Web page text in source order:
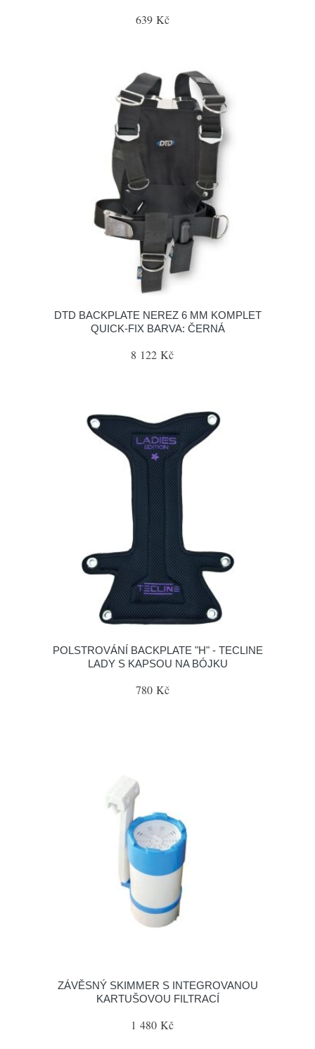
639 Kč
DTD BACKPLATE NEREZ 6 MM KOMPLET
QUICK-FIX BARVA: ČERNÁ
8 122 Kč
POLSTROVÁNÍ BACKPLATE "H" - TECLINE
LADY S KAPSOU NA BÓJKU
780 Kč
ZÁVĚSNÝ SKIMMER S INTEGROVANOU
KARTUŠOVOU FILTRACÍ
1 480 Kč